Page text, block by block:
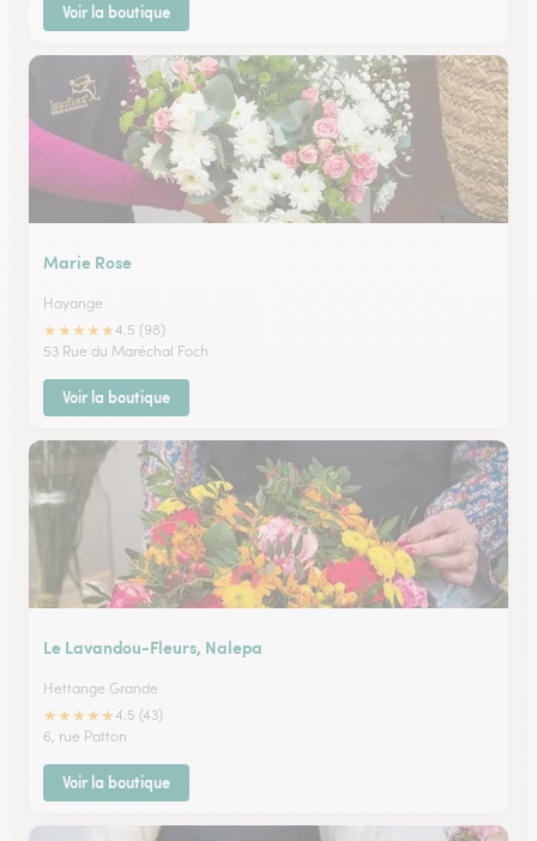
Voir la boutique
Marie Rose
Hayange
★★★★★4.5 (98)
53 Rue du Maréchal Foch
Voir la boutique
Le Lavandou-Fleurs, Nalepa
Hettange Grande
★★★★★4.5 (43)
6, rue Patton
Voir la boutique